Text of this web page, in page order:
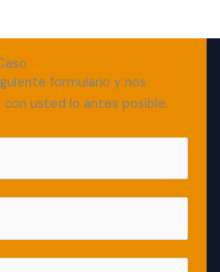
formulario y nos
usted lo antes posible.